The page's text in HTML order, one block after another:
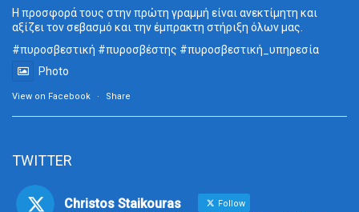
Η προσφορά τους στην πρώτη γραμμή είναι ανεκτίμητη και
αξίζει τον σεβασμό και την έμπρακτη στήριξη όλων μας.
#πυροσβεστική #πυροσβέστης #πυροσβεστική_ υπηρεσία
Photo
View on Facebook · Share
TWITTER
Christos Staikouras Follow